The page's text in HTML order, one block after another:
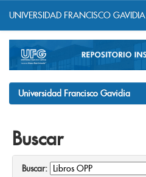
navigation
UNIVERSIDAD FRANCISCO GAVIDIA
Universidad Francisco Gavidia
Buscar
Buscar: